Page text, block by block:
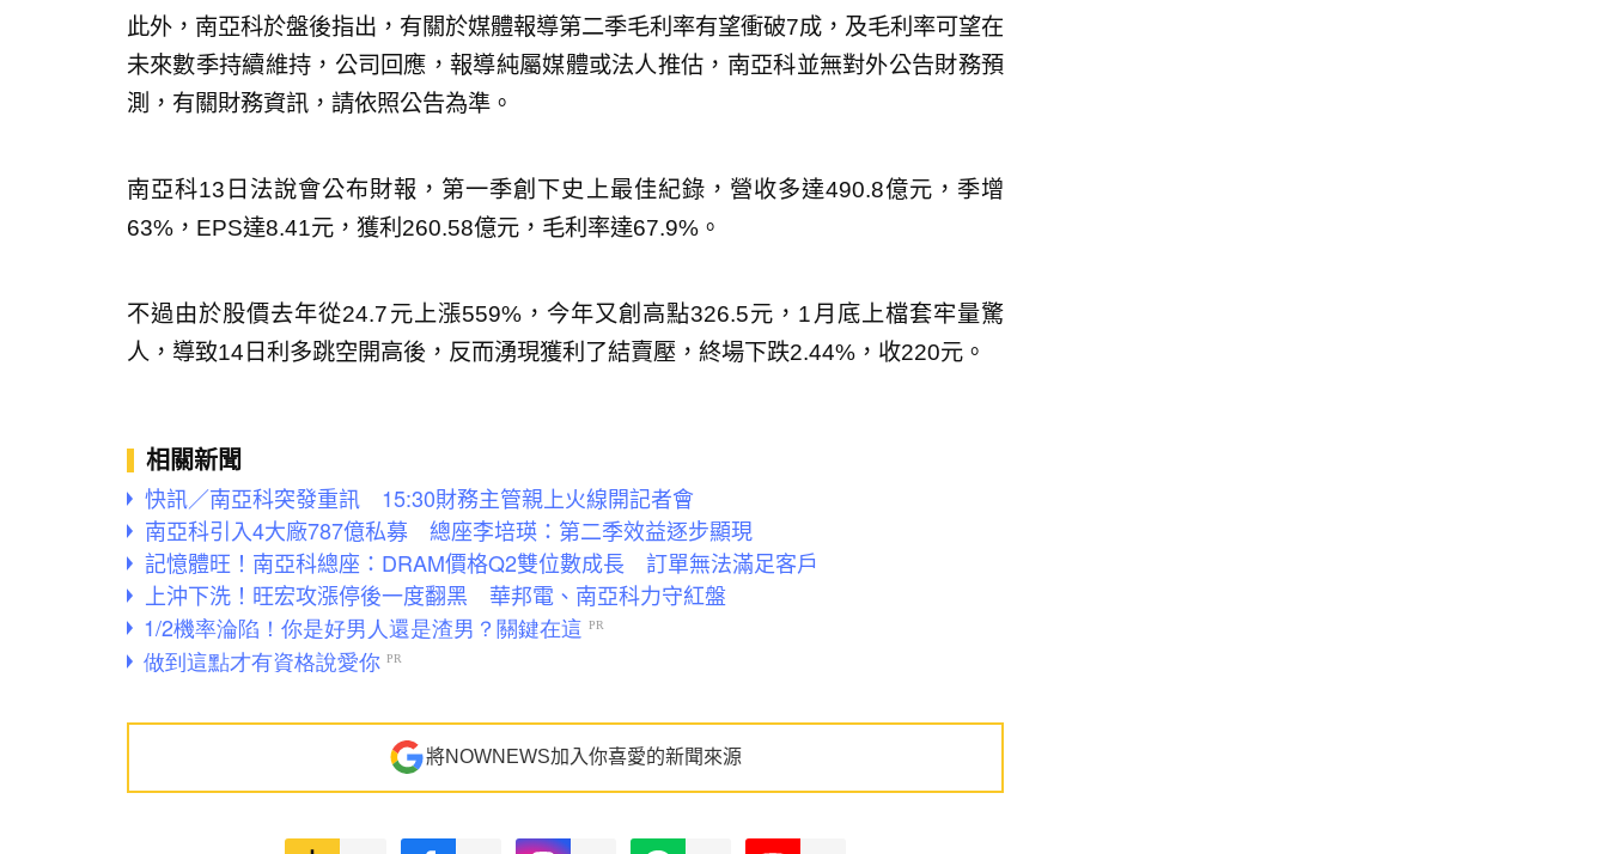
此外，南亞科於盤後指出，有關於媒體報導第二季毛利率有望衝破7成，及毛利率可望在
未來數季持續維持，公司回應，報導純屬媒體或法人推估，南亞科並無對外公告財務預
測，有關財務資訊，請依照公告為準。
南亞科13日法說會公布財報，第一季創下史上最佳紀錄，營收多達490.8億元，季增
63%，EPS達8.41元，獲利260.58億元，毛利率達67.9%。
不過由於股價去年從24.7元上漲559%，今年又創高點326.5元，1月底上檔套牢量驚
人，導致14日利多跳空開高後，反而湧現獲利了結賣壓，終場下跌2.44%，收220元。
相關新聞
快訊／南亞科突發重訊 15:30財務主管親上火線開記者會
南亞科引入4大廠787億私募 總座李培瑛：第二季效益逐步顯現
記憶體旺！南亞科總座：DRAM價格Q2雙位數成長 訂單無法滿足客戶
上沖下洗！旺宏攻漲停後一度翻黑 華邦電、南亞科力守紅盤
將NOWNEWS加入你喜愛的新聞來源